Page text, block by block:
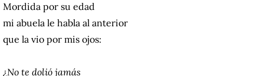
Mordida por su edad
mi abuela le habla al anterior
que la vio por mis ojos:
¿No te dolió jamás